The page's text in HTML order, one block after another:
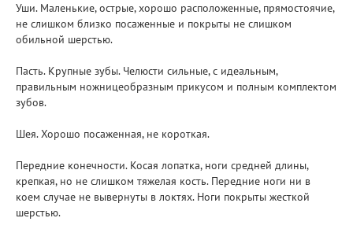
Уши. Маленькие, острые, хорошо расположенные, прямостоячие,
не слишком близко посаженные и покрыты не слишком
обильной шерстью.
Пасть. Крупные зубы. Челюсти сильные, с идеальным,
правильным ножницеобразным прикусом и полным комплектом
зубов.
Шея. Хорошо посаженная, не короткая.
Передние конечности. Косая лопатка, ноги средней длины,
крепкая, но не слишком тяжелая кость. Передние ноги ни в
коем случае не вывернуты в локтях. Ноги покрыты жесткой
шерстью.